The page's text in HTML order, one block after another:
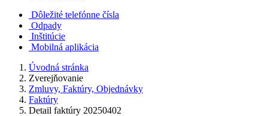
Dôležité telefónne čísla
Odpady
Inštitúcie
Mobilná aplikácia
Úvodná stránka
Zverejňovanie
Zmluvy, Faktúry, Objednávky
Faktúry
Detail faktúry 20250402